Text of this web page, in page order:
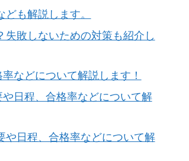
も解説します。
敗しないための対策も紹介し
などについて解説します！
日程、合格率などについて解
や日程、合格率などについて解